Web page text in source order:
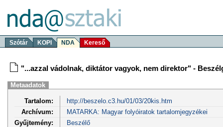
Szótár KOPI NDA Kereső
"...azzal vádolnak, diktátor vagyok, nem direktor" -
Metaadatok
Tartalom:
http://beszelo.c3.hu/01/03/20kis.htm
Archívum:
MATARKA: Magyar folyóiratok tartalomjegyzékei
Gyűjtemény:
Beszélő